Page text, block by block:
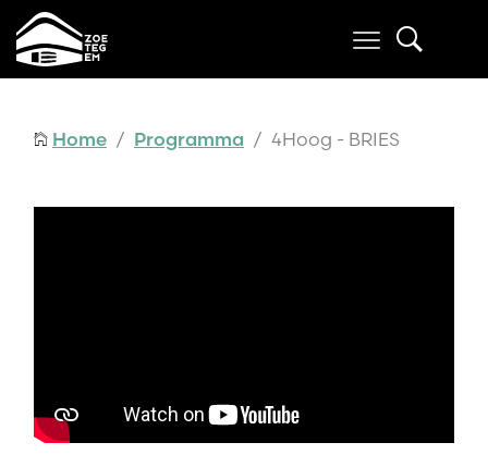
Home / Programma / 4Hoog - BRIES